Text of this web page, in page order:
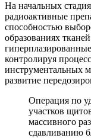
На начальных
радиоактивные
способностью
образованиях
контролируя
инструментальных
развитие
Операция по
участков
массивного
сдавливанию